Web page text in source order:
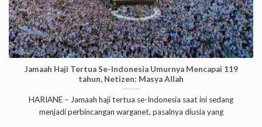
Jamaah Haji Tertua Se-Indonesia Umurnya Mencapai 119
tahun, Netizen: Masya Allah
HARIANE – Jamaah haji tertua se-Indonesia saat ini sedang
menjadi perbincangan warganet, pasalnya diusia yang